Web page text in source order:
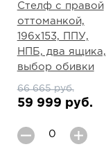
Стелф с правой
оттоманкой,
196х153, ППУ,
НПБ, два ящика,
выбор обивки
66 665 руб.
59 999 руб.